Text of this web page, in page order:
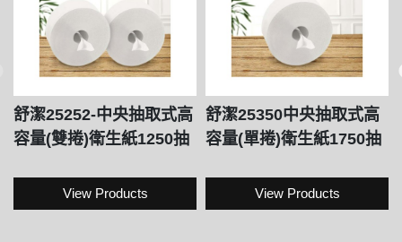
舒潔25252-中央抽取式高
容量(雙捲)衛生紙1250抽
View Products
舒潔25350中央抽取式高
容量(單捲)衛生紙1750抽
View Products